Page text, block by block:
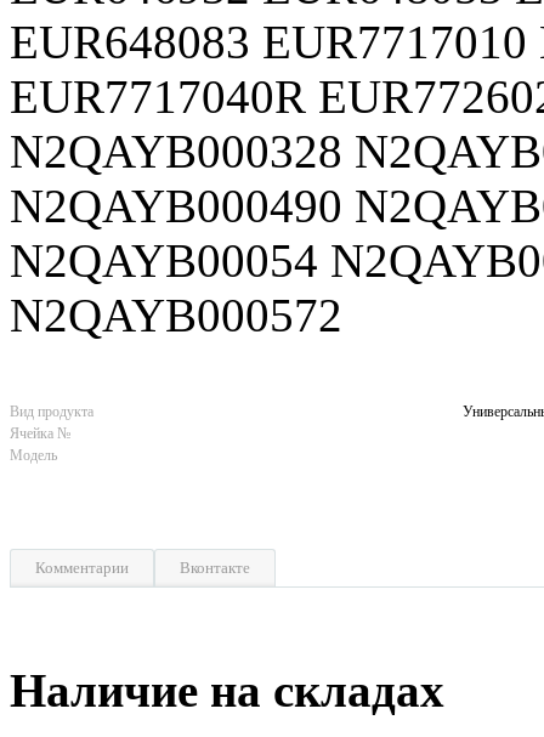
EUR648083
EUR7717040R
N2QAYB000328
N2QAYB000490
N2QAYB00054
N2QAYB000572
Вид продукта
Ячейка №
Модель
Комментарии Вконтакте
Наличие на складах